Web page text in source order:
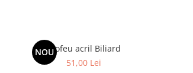
NOUTrofeu acril Biliard
51,00 Lei